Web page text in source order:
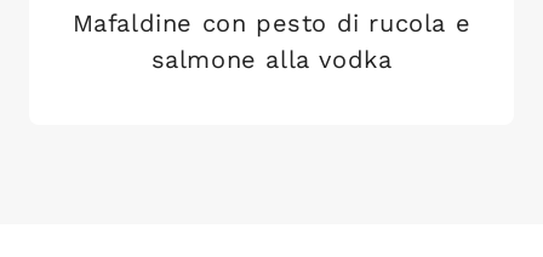
Mafaldine con pesto di rucola e
salmone alla vodka